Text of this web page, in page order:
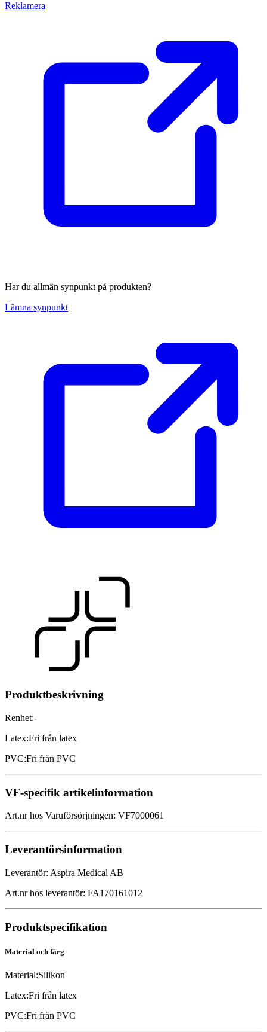
Reklamera
Har du allmän synpunkt på produkten?
Lämna synpunkt
Produktbeskrivning
Renhet:-
Latex:Fri från latex
PVC:Fri från PVC
VF-specifik artikelinformation
Art.nr hos Varuförsörjningen: VF7000061
Leverantörsinformation
Leverantör: Aspira Medical AB
Art.nr hos leverantör: FA170161012
Produktspecifikation
Material och färg
Material:Silikon
Latex:Fri från latex
PVC:Fri från PVC